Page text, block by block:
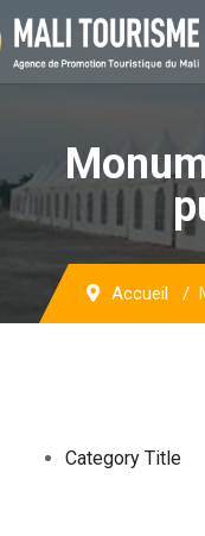
Accueil
Category Title